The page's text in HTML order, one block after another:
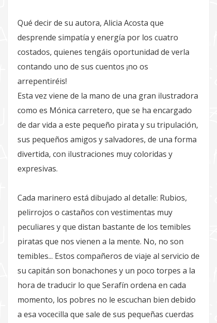
Qué decir de su autora, Alicia Acosta que
desprende simpatía y energía por los cuatro
costados, quienes tengáis oportunidad de verla
contando uno de sus cuentos ¡no os
arrepentiréis!
Esta vez viene de la mano de una gran ilustradora
como es Mónica carretero, que se ha encargado
de dar vida a este pequeño pirata y su tripulación,
sus pequeños amigos y salvadores, de una forma
divertida, con ilustraciones muy coloridas y
expresivas.
Cada marinero está dibujado al detalle: Rubios,
pelirrojos o castaños con vestimentas muy
peculiares y que distan bastante de los temibles
piratas que nos vienen a la mente. No, no son
temibles... Estos compañeros de viaje al servicio de
su capitán son bonachones y un poco torpes a la
hora de traducir lo que Serafín ordena en cada
momento, los pobres no le escuchan bien debido
a esa vocecilla que sale de sus pequeñas cuerdas